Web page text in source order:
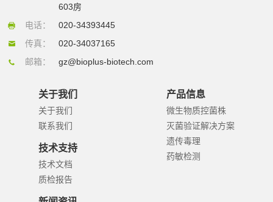
603房
电话：
020-34393445
传真：
020-34037165
邮箱：
gz@bioplus-biotech.com
关于我们
关于我们
联系我们
技术支持
技术文档
质检报告
产品信息
微生物质控菌株
灭菌验证解决方案
遗传毒理
药敏检测